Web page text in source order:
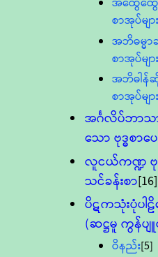
စာအုပ်များ
အဘိဓမ္မ
စာအုပ်များ
အဘိဓါန်
စာအုပ်များ
အင်္ဂလိပ်ဘာသ
သော ဗုဒ္ဓစာပေ
လူငယ်ကဏ္ဍ ဗု
သင်ခန်းစာ[16]
ပိဋကသုံးပုံပါ
(ဆဋ္ဌမူ ကွန်ပ
ဝိနည်း[5]